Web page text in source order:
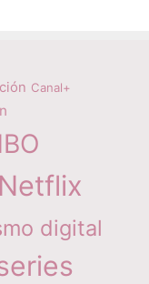
Canal+
Netflix
digital